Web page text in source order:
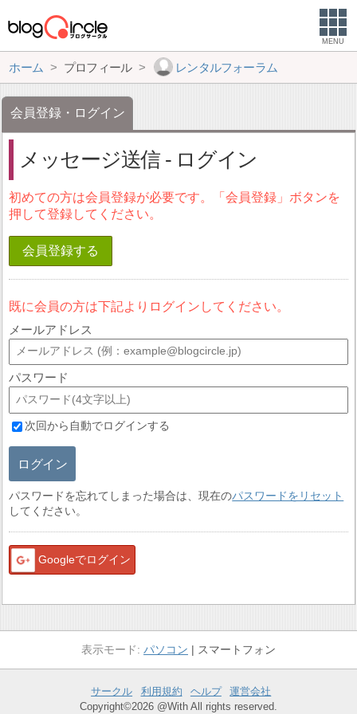
MENU
ホーム プロフィール レンタルフォーラム
会員登録・ログイン
メッセージ送信 - ログイン
初めての方は会員登録が必要です。「会員登録」ボタンを
押して登録してください。
会員登録する
既に会員の方は下記よりログインしてください。
メールアドレス
パスワード
次回から自動でログインする
ログイン
パスワードを忘れてしまった場合は、現在のパスワードをリセット
してください。
Googleでログイン
パソコン スマートフォン
サークル 利用規約 ヘルプ
運営会社
Copyright©2026 @With All rights reserved.